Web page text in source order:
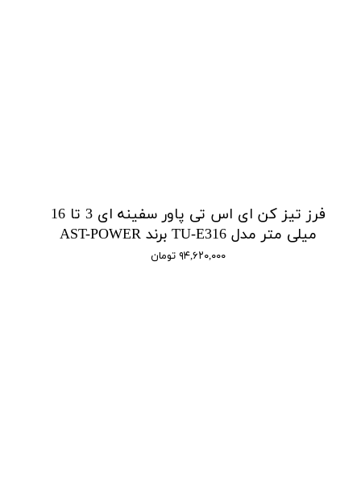
فرز تیز کن ای اس تی پاور سفینه ای 3 تا 16
میلی متر مدل TU-E316 برند AST-POWER
۹۴,۶۲۰,۰۰۰ تومان